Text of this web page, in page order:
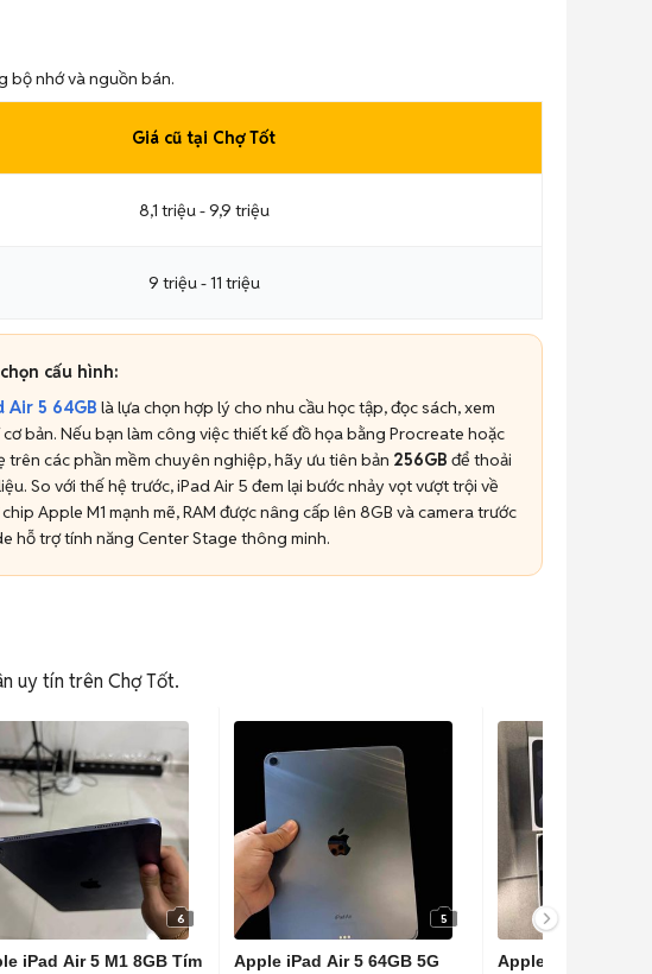
bộ nhớ và nguồn bán.
Giá cũ tại Chợ Tốt
8,1 triệu - 9,9 triệu
9 triệu - 11 triệu
cấu hình:
Air 5 64GB là lựa chọn hợp lý cho nhu cầu học tập, đọc sách, xem
bản. Nếu bạn làm công việc thiết kế đồ họa bằng Procreate hoặc
trên các phần mềm chuyên nghiệp, hãy ưu tiên bản 256GB để thoải
So với thế hệ trước, iPad Air 5 đem lại bước nhảy vọt vượt trội về
Apple M1 mạnh mẽ, RAM được nâng cấp lên 8GB và camera trước
hỗ trợ tính năng Center Stage thông minh.
uy tín trên Chợ Tốt.
6
iPad Air 5 M1 8GB Tím
5
Apple iPad Air 5 64GB 5G
Apple iPad Air 5